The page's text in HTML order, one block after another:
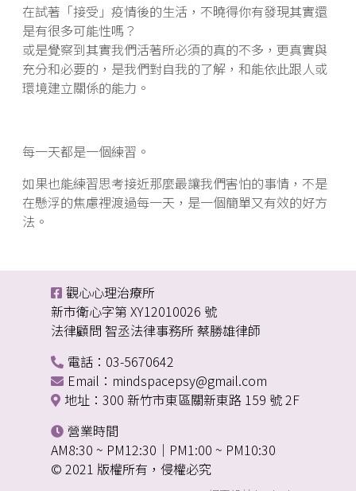
在試著「接受」疫情後的生活，不曉得你有發現其實還
是有很多可能性嗎？
或是覺察到其實我們活著所必須的真的不多，更真實與
充分和必要的，是我們對自我的了解，和能依此跟人或
環境建立關係的能力。
每一天都是一個練習。
如果也能練習思考接近那麼最讓我們害怕的事情，不是
在懸浮的焦慮裡渡過每一天，是一個簡單又有效的好方
法。
觀心心理治療所
新市衛心字第 XY12010026 號
法律顧問 智丞法律事務所 蔡勝雄律師
電話：03-5670642
Email：mindspacepsy@gmail.com
地址：300 新竹市東區關新東路 159 號 2F
營業時間
AM8:30 ~ PM12:30｜PM1:00 ~ PM10:30
© 2021 版權所有，侵權必究